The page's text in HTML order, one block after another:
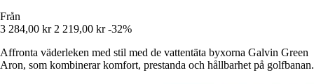
Från
3 284,00 kr 2 219,00 kr -32%
Affronta väderleken med stil med de vattentäta byxorna Galvin Green
Aron, som kombinerar komfort, prestanda och hållbarhet på golfbanan.